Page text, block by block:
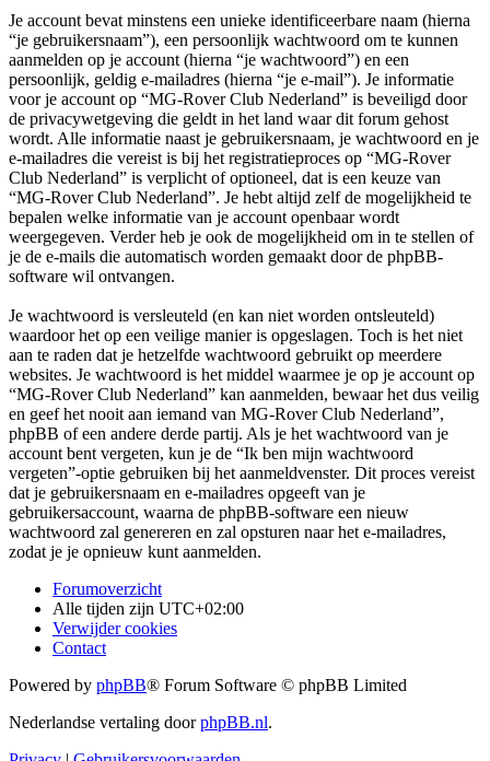
Je account bevat minstens een unieke identificeerbare naam (hierna
“je gebruikersnaam”), een persoonlijk wachtwoord om te kunnen
aanmelden op je account (hierna “je wachtwoord”) en een
persoonlijk, geldig e-mailadres (hierna “je e-mail”). Je informatie
voor je account op “MG-Rover Club Nederland” is beveiligd door
de privacywetgeving die geldt in het land waar dit forum gehost
wordt. Alle informatie naast je gebruikersnaam, je wachtwoord en je
e-mailadres die vereist is bij het registratieproces op “MG-Rover
Club Nederland” is verplicht of optioneel, dat is een keuze van
“MG-Rover Club Nederland”. Je hebt altijd zelf de mogelijkheid te
bepalen welke informatie van je account openbaar wordt
weergegeven. Verder heb je ook de mogelijkheid om in te stellen of
je de e-mails die automatisch worden gemaakt door de phpBB-
software wil ontvangen.
Je wachtwoord is versleuteld (en kan niet worden ontsleuteld)
waardoor het op een veilige manier is opgeslagen. Toch is het niet
aan te raden dat je hetzelfde wachtwoord gebruikt op meerdere
websites. Je wachtwoord is het middel waarmee je op je account op
“MG-Rover Club Nederland” kan aanmelden, bewaar het dus veilig
en geef het nooit aan iemand van MG-Rover Club Nederland”,
phpBB of een andere derde partij. Als je het wachtwoord van je
account bent vergeten, kun je de “Ik ben mijn wachtwoord
vergeten”-optie gebruiken bij het aanmeldvenster. Dit proces vereist
dat je gebruikersnaam en e-mailadres opgeeft van je
gebruikersaccount, waarna de phpBB-software een nieuw
wachtwoord zal genereren en zal opsturen naar het e-mailadres,
zodat je je opnieuw kunt aanmelden.
Forumoverzicht
Alle tijden zijn UTC+02:00
Verwijder cookies
Contact
Powered by phpBB® Forum Software © phpBB Limited
Nederlandse vertaling doorphpBB.nl.